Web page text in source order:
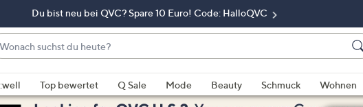
Du bist neu bei QVC? Spare 10 Euro! Code: HalloQVC
Top bewertet Q Sale Mode Beauty Schmuck Wohnen